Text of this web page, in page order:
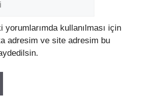
yorumlarımda kullanılması için
adresim ve site adresim bu